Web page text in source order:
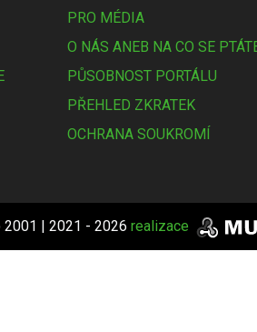
PRO MÉDIA
O NÁS ANEB NA CO SE
PŮSOBNOST PORTÁLU
PŘEHLED ZKRATEK
OCHRANA SOUKROMÍ
| 2021 - 2026 realizace